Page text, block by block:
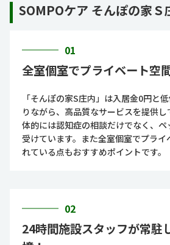
SOMPOケア そんぽの家Ｓ
01
全室個室でプライベート空
「そんぽの家S庄内」は入居金0円と
りながら、高品質なサービスを提供
体的には認知症の相談だけでなく、ペ
受けています。また全室個室でプラ
れている点もおすすめポイントです。
02
24時間施設スタッフが常駐